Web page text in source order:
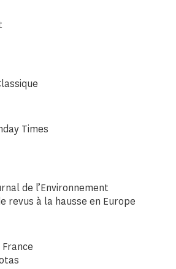
Times
de l’Environnement
revus à la hausse en Europe